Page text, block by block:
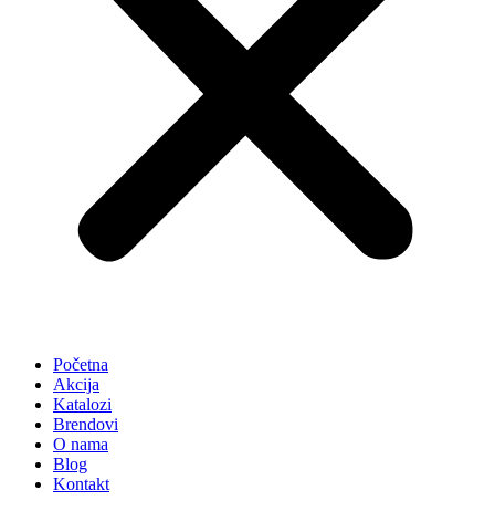
Početna
Akcija
Katalozi
Brendovi
O nama
Blog
Kontakt